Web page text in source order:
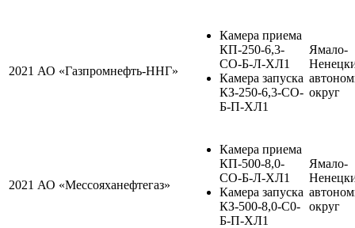
2021 АО «Газпромнефть-ННГ»
Камера приема
КП-250-6,3-
СО-Б-Л-ХЛ1
Камера запуска
КЗ-250-6,3-СО-
Б-П-ХЛ1
Ямало-
округ
2021 АО «Мессояханефтегаз»
Камера приема
КП-500-8,0-
СО-Б-Л-ХЛ1
Камера запуска
КЗ-500-8,0-С0-
Б-П-ХЛ1
Ямало-
округ